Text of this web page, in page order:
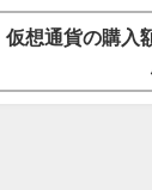
仮想通貨の購入